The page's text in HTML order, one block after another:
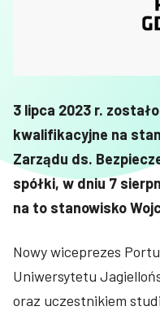
3 lipca 2023 r.
kwalifikacyjne na
Zarządu ds.
spółki, w dniu 7
na to stanowisko
Nowy wiceprezes
Uniwersytetu
oraz uczestnikiem